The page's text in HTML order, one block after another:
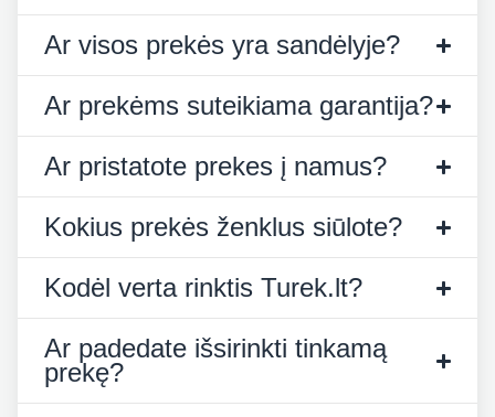
Ar visos prekės yra sandėlyje?
Ar prekėms suteikiama garantija?
Ar pristatote prekes į namus?
Kokius prekės ženklus siūlote?
Kodėl verta rinktis Turek.lt?
Ar padedate išsirinkti tinkamą
prekę?